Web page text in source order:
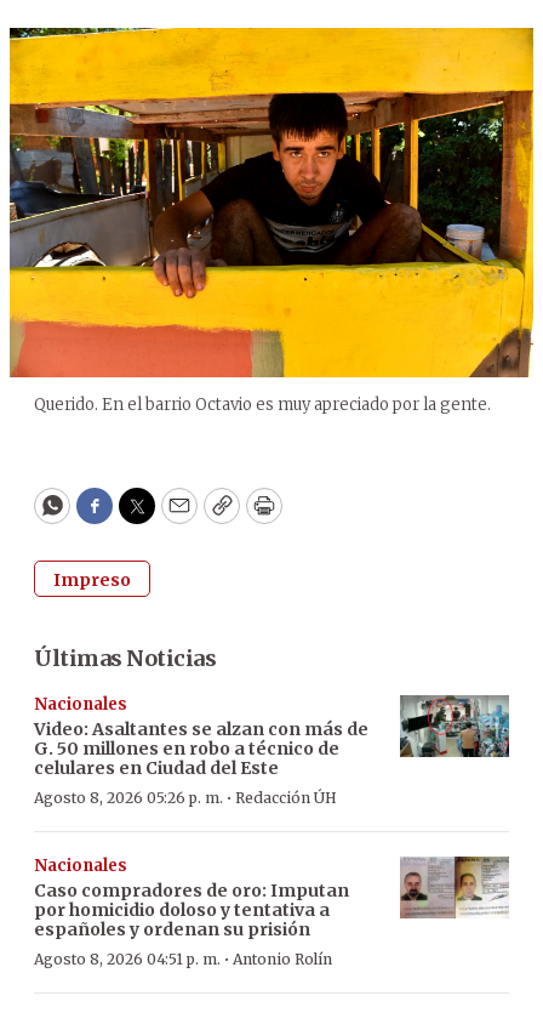
Querido. En el barrio Octavio es muy apreciado por la gente.
WhatsApp
Facebook
Twitter
EmailCopyPrint
Impreso
Últimas Noticias
Nacionales
Video: Asaltantes se alzan con más de
G. 50 millones en robo a técnico de
celulares en Ciudad del Este
Agosto 8, 2026 05:26 p. m. · Redacción ÚH
Nacionales
Caso compradores de oro: Imputan
por homicidio doloso y tentativa a
españoles y ordenan su prisión
Agosto 8, 2026 04:51 p. m. · Antonio Rolín